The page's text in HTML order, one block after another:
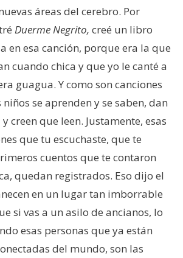
áreas del cerebro. Por
Duerme Negrito, creé un libro
en esa canción, porque era la que
cuando chica y que yo le canté a
guagua. Y como son canciones
se aprenden y se saben, dan
creen que leen. Justamente, esas
que tu escuchaste, que te
cuentos que te contaron
quedan registrados. Eso dijo el
en un lugar tan imborrable
si vas a un asilo de ancianos, lo
esas personas que ya están
del mundo, son las